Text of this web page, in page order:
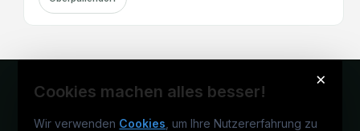
×
Cookies machen alles besser!
Wir verwenden Cookies , um Ihre Nutzererfahrung zu